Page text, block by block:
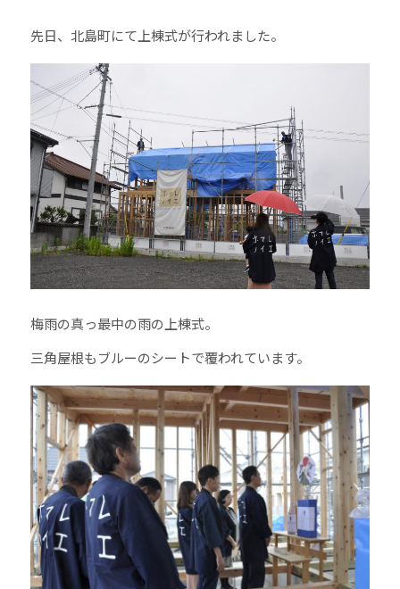
先日、北島町にて上棟式が行われました。
梅雨の真っ最中の雨の上棟式。
三角屋根もブルーのシートで覆われています。